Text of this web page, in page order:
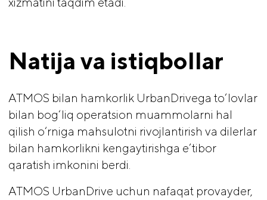
Natija va istiqbollar
ATMOS bilan hamkorlik UrbanDrivega to‘lovlar
bilan bog‘liq operatsion muammolarni hal
qilish o‘rniga mahsulotni rivojlantirish va dilerlar
bilan hamkorlikni kengaytirishga e’tibor
qaratish imkonini berdi.
ATMOS UrbanDrive uchun nafaqat provayder,